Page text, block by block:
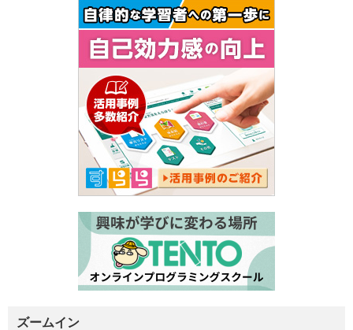
ズームイン